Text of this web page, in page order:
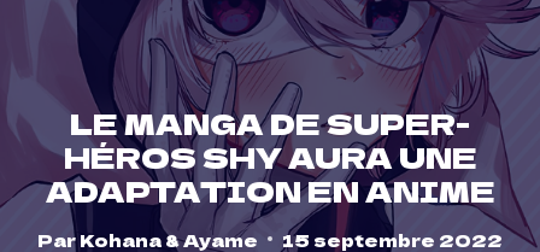
LE MANGA DE SUPER-
HÉROS SHY AURA UNE
ADAPTATION EN ANIME
ParKohana & Ayame 15 septembre 2022